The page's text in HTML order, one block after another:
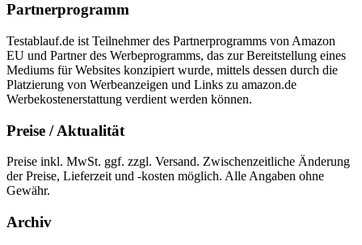
Partnerprogramm
Testablauf.de ist Teilnehmer des Partnerprogramms von Amazon
EU und Partner des Werbeprogramms, das zur Bereitstellung eines
Mediums für Websites konzipiert wurde, mittels dessen durch die
Platzierung von Werbeanzeigen und Links zu amazon.de
Werbekostenerstattung verdient werden können.
Preise / Aktualität
Preise inkl. MwSt. ggf. zzgl. Versand. Zwischenzeitliche Änderung
der Preise, Lieferzeit und -kosten möglich. Alle Angaben ohne
Gewähr.
Archiv